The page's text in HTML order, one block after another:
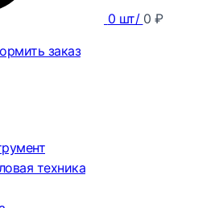
0 шт/ 0 ₽
заказ
техника